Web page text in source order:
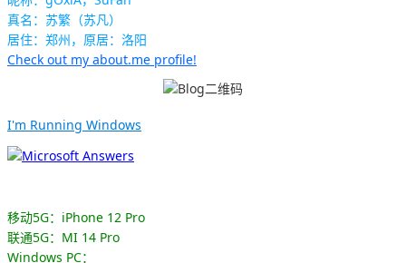
真名：苏繁（苏凡）
居住：郑州，原居：洛阳
Check out my about.me profile!
I'm Running Windows
移动5G：iPhone 12 Pro
联通5G：MI 14 Pro
Windows PC：